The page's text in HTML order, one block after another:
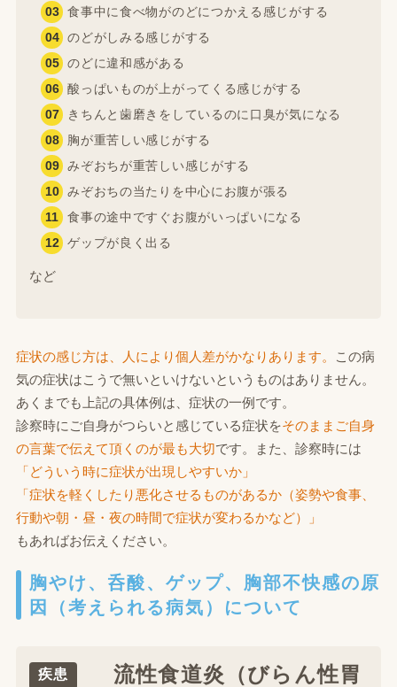
食事中に食べ物がのどにつかえる感じがする
のどがしみる感じがする
のどに違和感がある
酸っぱいものが上がってくる感じがする
きちんと歯磨きをしているのに口臭が気になる
胸が重苦しい感じがする
みぞおちが重苦しい感じがする
みぞおちの当たりを中心にお腹が張る
食事の途中ですぐお腹がいっぱいになる
ゲップが良く出る
など
症状の感じ方は、人により個人差がかなりあります。
この病
気の症状はこうで無いといけないというものはありません。
あくまでも上記の具体例は、症状の一例です。
診察時にご自身がつらいと感じている症状をそのままご自身
の言葉で伝えて頂くのが最も大切です。また、診察時には
「どういう時に症状が出現しやすいか」
「症状を軽くしたり悪化させるものがあるか（姿勢や食事、
行動や朝・昼・夜の時間で症状が変わるかなど）」
もあればお伝えください。
胸やけ、呑酸、ゲップ、胸部不快感の原
因（考えられる病気）について
疾患
流性食道炎（びらん性胃